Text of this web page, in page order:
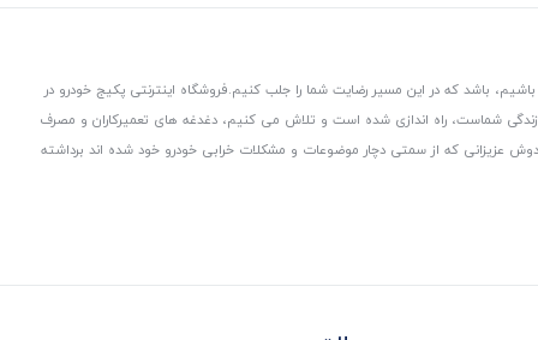
باشد که در این مسیر رضایت شما را جلب کنیم.فروشگاه اینترنتی پکیج خودرو در
شماست، راه اندازی شده است و تلاش می کنیم، دغدغه های تعمیرکاران و مصرف
دوش عزیزانی که از سمتی دچار موضوعات و مشکلات خرابی خودرو خود شده اند برداشته